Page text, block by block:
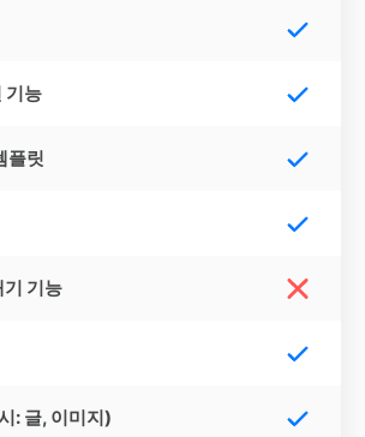
기능
플릿
기능
: 글, 이미지)